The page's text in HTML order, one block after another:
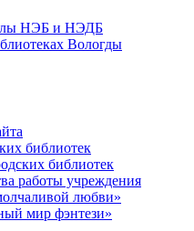
НЭБ и НЭДБ
Вологды
библиотек
библиотек
работы учреждения
любви»
мир фэнтези»